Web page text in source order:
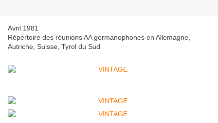
Avril 1981
Répertoire des réunions AA germanophones en Allemagne,
Autriche, Suisse, Tyrol du Sud